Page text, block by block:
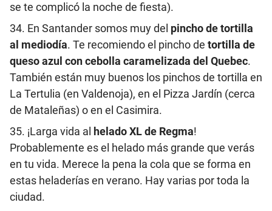
se te complicó la noche de fiesta).
34. En Santander somos muy del pincho de tortilla
al mediodía. Te recomiendo el pincho de tortilla de
queso azul con cebolla caramelizada del Quebec.
También están muy buenos los pinchos de tortilla en
La Tertulia (en Valdenoja), en el Pizza Jardín (cerca
de Mataleñas) o en el Casimira.
35. ¡Larga vida al helado XL de Regma!
Probablemente es el helado más grande que verás
en tu vida. Merece la pena la cola que se forma en
estas heladerías en verano. Hay varias por toda la
ciudad.